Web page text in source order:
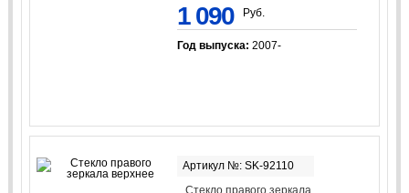
1 090 Руб.
Год выпуска: 2007-
Артикул №: SK-92110